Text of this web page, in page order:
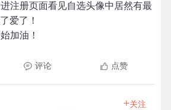
注册页面看见自选头像中居然有最
爱了！
加油！
评论 点赞
+关注